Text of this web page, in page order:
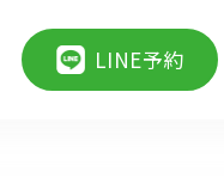
LINE予約